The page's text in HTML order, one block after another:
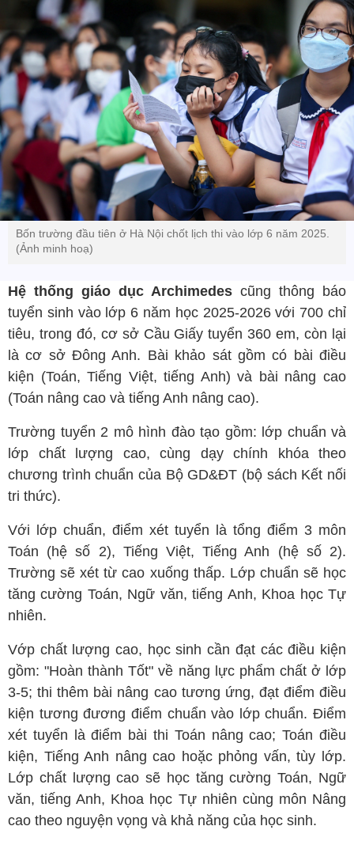
Bốn trường đầu tiên ở Hà Nội chốt lịch thi vào lớp 6 năm 2025.
(Ảnh minh hoạ)
Hệ thống giáo dục Archimedes cũng thông báo
tuyển sinh vào lớp 6 năm học 2025-2026 với 700 chỉ
tiêu, trong đó, cơ sở Cầu Giấy tuyển 360 em, còn lại
là cơ sở Đông Anh. Bài khảo sát gồm có bài điều
kiện (Toán, Tiếng Việt, tiếng Anh) và bài nâng cao
(Toán nâng cao và tiếng Anh nâng cao).
Trường tuyển 2 mô hình đào tạo gồm: lớp chuẩn và
lớp chất lượng cao, cùng dạy chính khóa theo
chương trình chuẩn của Bộ GD&ĐT (bộ sách Kết nối
tri thức).
Với lớp chuẩn, điểm xét tuyển là tổng điểm 3 môn
Toán (hệ số 2), Tiếng Việt, Tiếng Anh (hệ số 2).
Trường sẽ xét từ cao xuống thấp. Lớp chuẩn sẽ học
tăng cường Toán, Ngữ văn, tiếng Anh, Khoa học Tự
nhiên.
Vớp chất lượng cao, học sinh cần đạt các điều kiện
gồm: "Hoàn thành Tốt" về năng lực phẩm chất ở lớp
3-5; thi thêm bài nâng cao tương ứng, đạt điểm điều
kiện tương đương điểm chuẩn vào lớp chuẩn. Điểm
xét tuyển là điểm bài thi Toán nâng cao; Toán điều
kiện, Tiếng Anh nâng cao hoặc phỏng vấn, tùy lớp.
Lớp chất lượng cao sẽ học tăng cường Toán, Ngữ
văn, tiếng Anh, Khoa học Tự nhiên cùng môn Nâng
cao theo nguyện vọng và khả năng của học sinh.